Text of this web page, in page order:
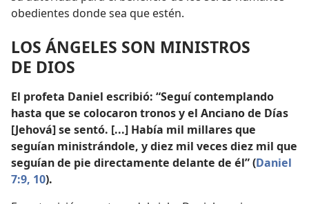
obedientes donde sea que estén.
LOS ÁNGELES SON MINISTROS
DE DIOS
El profeta Daniel escribió: “Seguí contemplando
hasta que se colocaron tronos y el Anciano de Días
[Jehová] se sentó. [...] Había mil millares que
seguían ministrándole, y diez mil veces diez mil que
seguían de pie directamente delante de él” (Daniel
7:9, 10).